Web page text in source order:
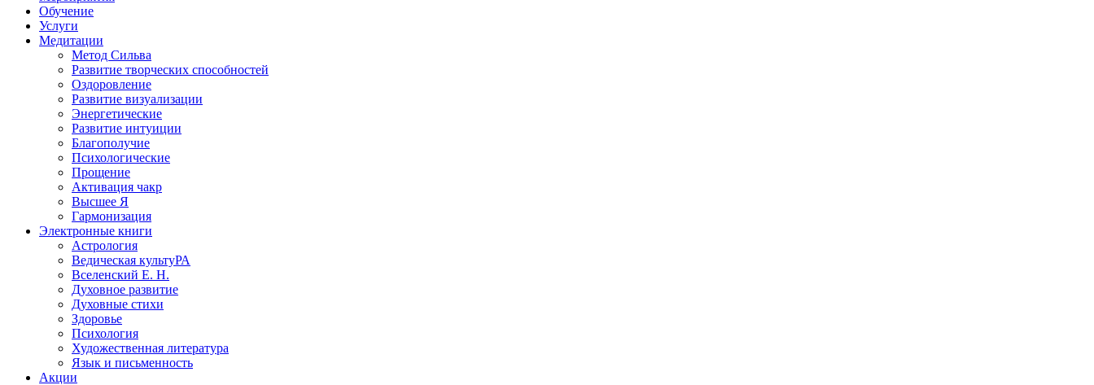
Обучение
Услуги
Медитации
Метод Сильва
Развитие творческих способностей
Оздоровление
Развитие визуализации
Энергетические
Развитие интуиции
Благополучие
Психологические
Прощение
Активация чакр
Высшее Я
Гармонизация
Электронные книги
Астрология
Ведическая культуРА
Вселенский Е. Н.
Духовное развитие
Духовные стихи
Здоровье
Психология
Художественная литература
Язык и письменность
Акции